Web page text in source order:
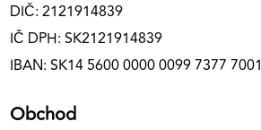
DIČ: 2121914839
IČ DPH: SK2121914839
IBAN: SK14 5600 0000 0099 7377 7001
Obchod